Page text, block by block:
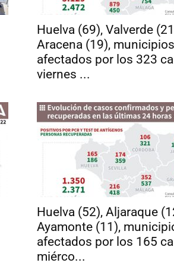
Huelva (69), Valverde
Aracena (19),
afectados por los 323
viernes ...
Huelva (52), Aljaraque
Ayamonte (11),
afectados por los 165
miérco...